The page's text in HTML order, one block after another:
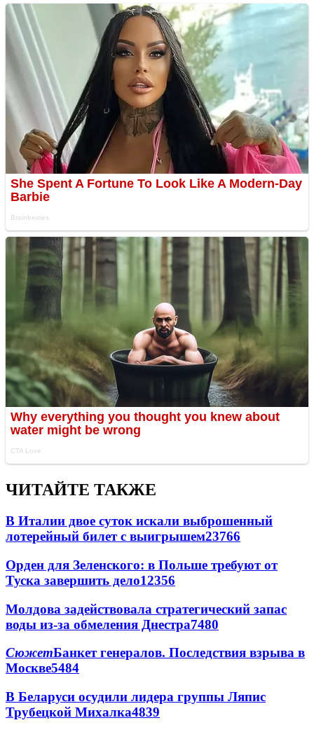
ЧИТАЙТЕ ТАКЖЕ
В Италии двое суток искали выброшенный
лотерейный билет с выигрышем23766
Орден для Зеленского: в Польше требуют от
Туска завершить дело12356
Молдова задействовала стратегический запас
воды из-за обмеления Днестра7480
СюжетБанкет генералов. Последствия взрыва в
Москве5484
В Беларуси осудили лидера группы Ляпис
Трубецкой Михалка4839